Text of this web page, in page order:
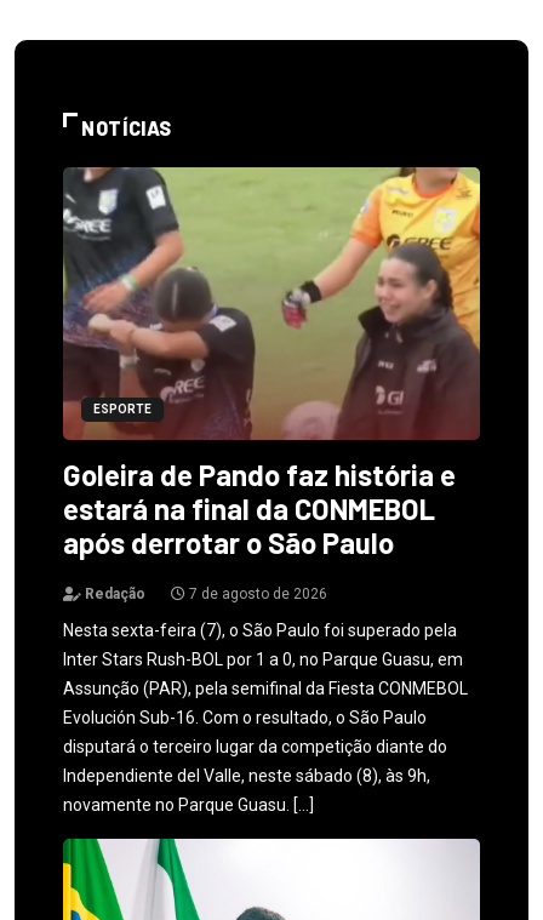
NOTÍCIAS
ESPORTE
Goleira de Pando faz história e
estará na final da CONMEBOL
após derrotar o São Paulo
Redação 7 de agosto de 2026
Nesta sexta-feira (7), o São Paulo foi superado pela
Inter Stars Rush-BOL por 1 a 0, no Parque Guasu, em
Assunção (PAR), pela semifinal da Fiesta CONMEBOL
Evolución Sub-16. Com o resultado, o São Paulo
disputará o terceiro lugar da competição diante do
Independiente del Valle, neste sábado (8), às 9h,
novamente no Parque Guasu. […]